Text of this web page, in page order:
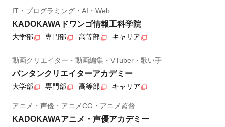
IT・プログラミング・AI・Web
KADOKAWAドワンゴ情報工科学院
大学部 専門部 高等部 キャリア
動画クリエイター・動画編集・VTuber・歌い手
バンタンクリエイターアカデミー
大学部 専門部 高等部 キャリア
アニメ・声優・アニメCG・アニメ監督
KADOKAWAアニメ・声優アカデミー